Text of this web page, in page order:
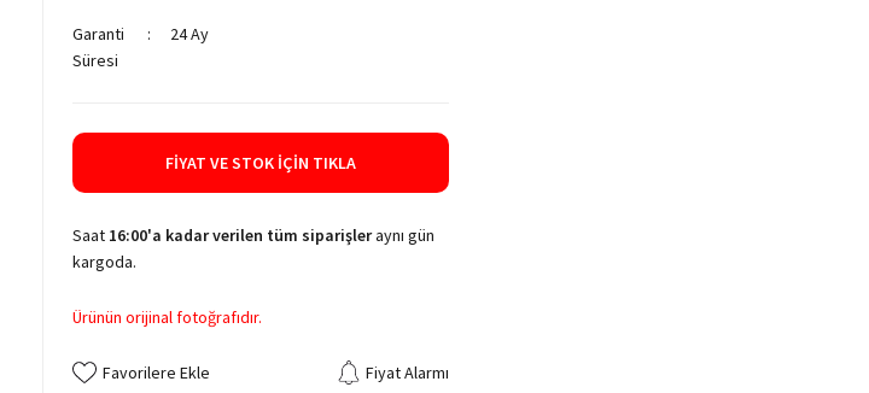
Garanti
Süresi
24 Ay
FIYAT VE STOK İÇIN TIKLA
Saat 16:00'a kadar verilen tüm siparişleraynı gün
kargoda.
Ürünün orijinal fotoğrafıdır.
Fiyat Alarmı